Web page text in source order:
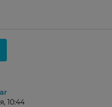
10:44